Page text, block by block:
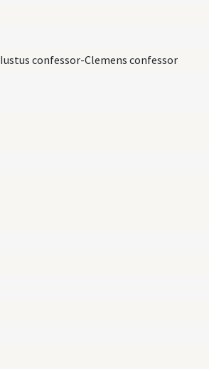
Iustus confessor-Clemens confessor